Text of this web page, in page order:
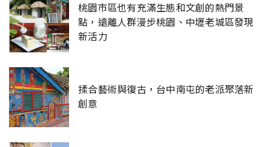
桃園市區也有充滿生態和文創的熱門景
點，遠離人群漫步桃園、中壢老城區發現
新活力
揉合藝術與復古，台中南屯的老派聚落新
創意